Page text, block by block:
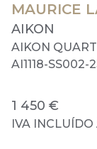
MAURICE
AIKON
AIKON
AI1118-SS002-
1 450 €
IVA INCLUÍDO